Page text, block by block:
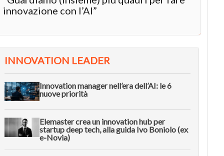
innovazione con l’AI”
INNOVATION LEADER
Innovation manager nell’era dell’AI: le 6
nuove priorità
Elemaster crea un innovation hub per
startup deep tech, alla guida Ivo Boniolo (ex
e-Novia)